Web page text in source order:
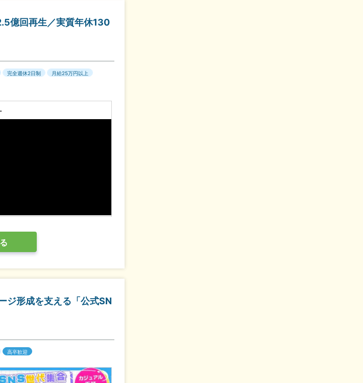
億回再生／実質年休130
完全週休2日制
月給25万円以上
ジ形成を支える「公式SN
高卒歓迎